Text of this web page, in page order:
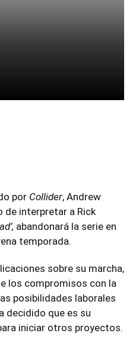
por Collider, Andrew
de interpretar a Rick
abandonará la serie en
temporada.
sobre su marcha,
los compromisos con la
posibilidades laborales
decidido que es su
iniciar otros proyectos.